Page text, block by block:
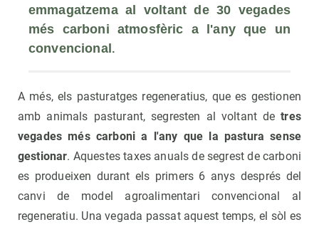
emmagatzema al voltant de 30 vegades
més carboni atmosfèric a l'any que un
convencional .
A més, els pasturatges regeneratius, que es gestionen
amb animals pasturant, segresten al voltant de tres
vegades més carboni a l'any que la pastura sense
gestionar. Aquestes taxes anuals de segrest de carboni
es produeixen durant els primers 6 anys després del
canvi de model agroalimentari convencional al
regeneratiu. Una vegada passat aquest temps, el sòl es